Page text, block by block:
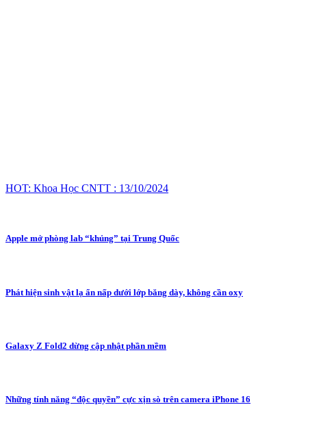
HOT: Khoa Học CNTT : 13/10/2024
Apple mở phòng lab “khủng” tại Trung Quốc
Phát hiện sinh vật lạ ẩn nấp dưới lớp băng dày, không cần oxy
Galaxy Z Fold2 dừng cập nhật phần mềm
Những tính năng “độc quyền” cực xịn sò trên camera iPhone 16